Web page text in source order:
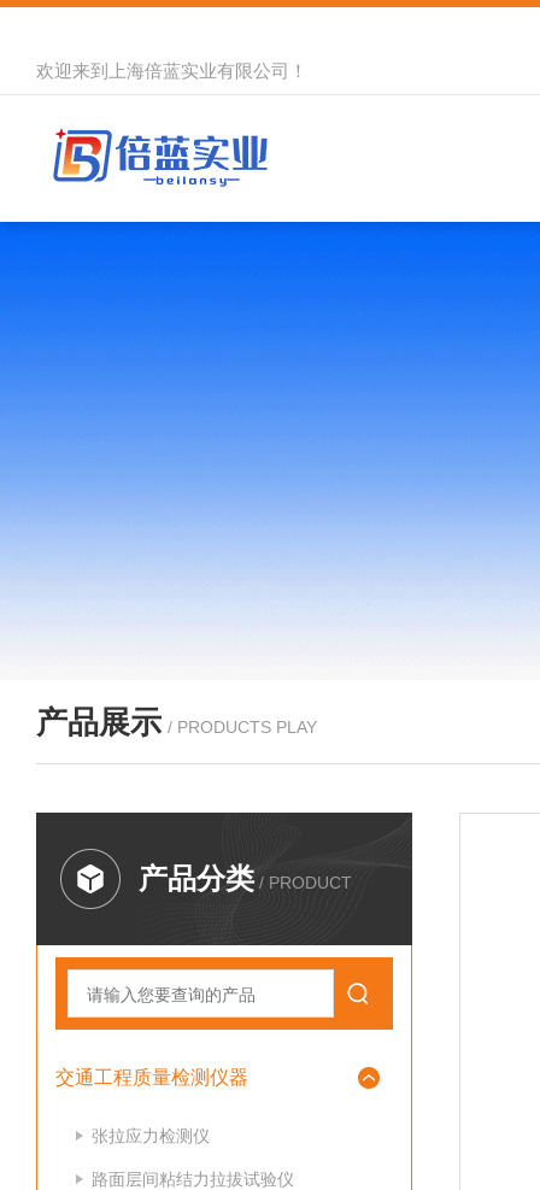
欢迎来到 上海倍蓝实业有限公司 ！
产品展示 / PRODUCTS PLAY
产品分类 / PRODUCT
交通工程质量检测仪器
张拉应力检测仪
路面层间粘结力拉拔试验仪